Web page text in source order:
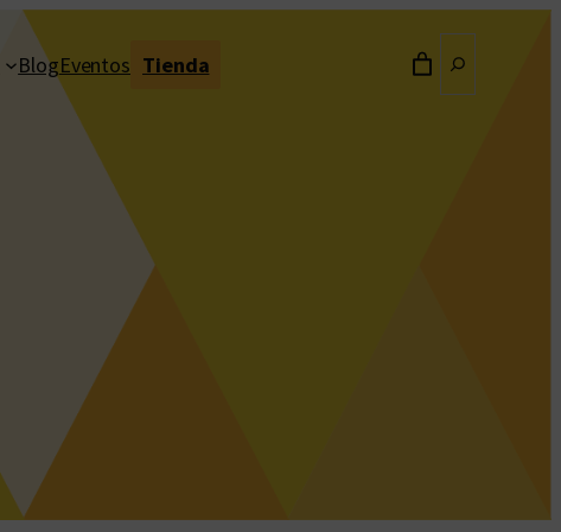
BlogEventos Tienda